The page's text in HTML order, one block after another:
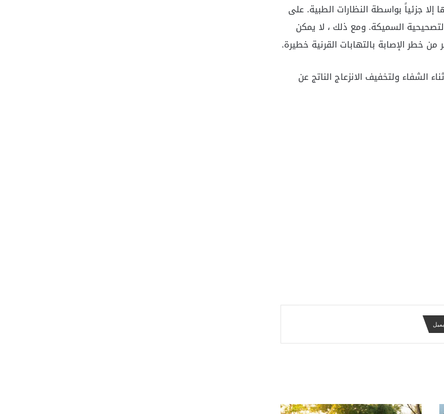
جزئياً بواسطة النظارات الطبية. على
السميكة. ومع ذلك ، لا يمكن
خطر الإصابة بالتهابات القرنية خطيرة.
الشفاء ولتخفيف الانزعاج الناتج عن